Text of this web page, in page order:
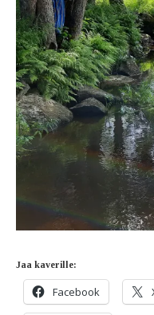
Jaa kaverille:
Facebook